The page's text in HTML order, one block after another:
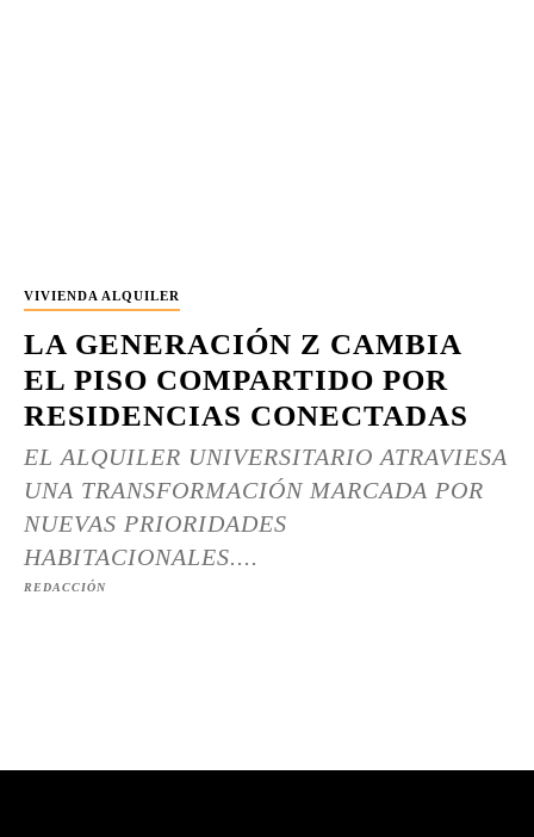
VIVIENDA ALQUILER
LA GENERACIÓN Z CAMBIA
EL PISO COMPARTIDO POR
RESIDENCIAS CONECTADAS
EL ALQUILER UNIVERSITARIO ATRAVIESA
UNA TRANSFORMACIÓN MARCADA POR
NUEVAS PRIORIDADES
HABITACIONALES....
REDACCIÓN